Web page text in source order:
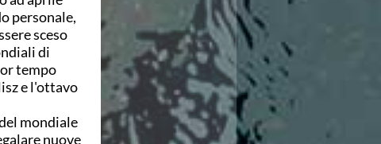
personale,
sceso
di
tempo
e l'ottavo
mondiale
nuove